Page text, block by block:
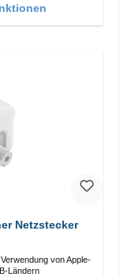
Netzstecker
von Apple-
Ländern